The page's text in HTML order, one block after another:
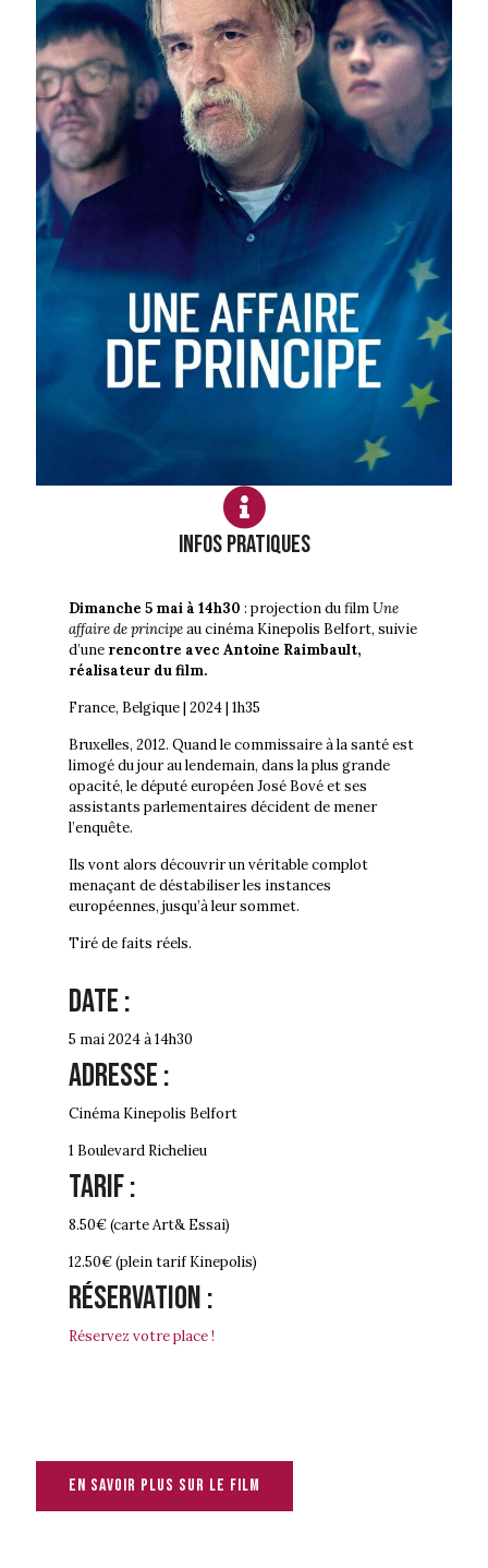
Infos PRATIQUES
Dimanche 5 mai à 14h30 : projection du filmUne
affaire de principeau cinéma Kinepolis Belfort, suivie
d’une rencontre avec Antoine Raimbault,
réalisateur du film.
France, Belgique | 2024 | 1h35
Bruxelles, 2012. Quand le commissaire à la santé est
limogé du jour au lendemain, dans la plus grande
opacité, le député européen José Bové et ses
assistants parlementaires décident de mener
l’enquête.
Ils vont alors découvrir un véritable complot
menaçant de déstabiliser les instances
européennes, jusqu’à leur sommet.
Tiré de faits réels.
Date :
5 mai 2024 à 14h30
Adresse :
Cinéma Kinepolis Belfort
1 Boulevard Richelieu
Tarif :
8.50€ (carte Art& Essai)
12.50€ (plein tarif Kinepolis)
Réservation :
Réservez votre place !
En savoir plus sur le film